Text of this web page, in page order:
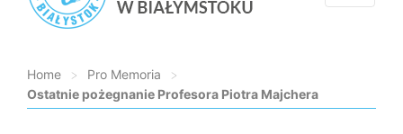
Home > Pro Memoria
>
Ostatnie pożegnanie Profesora Piotra Majchera